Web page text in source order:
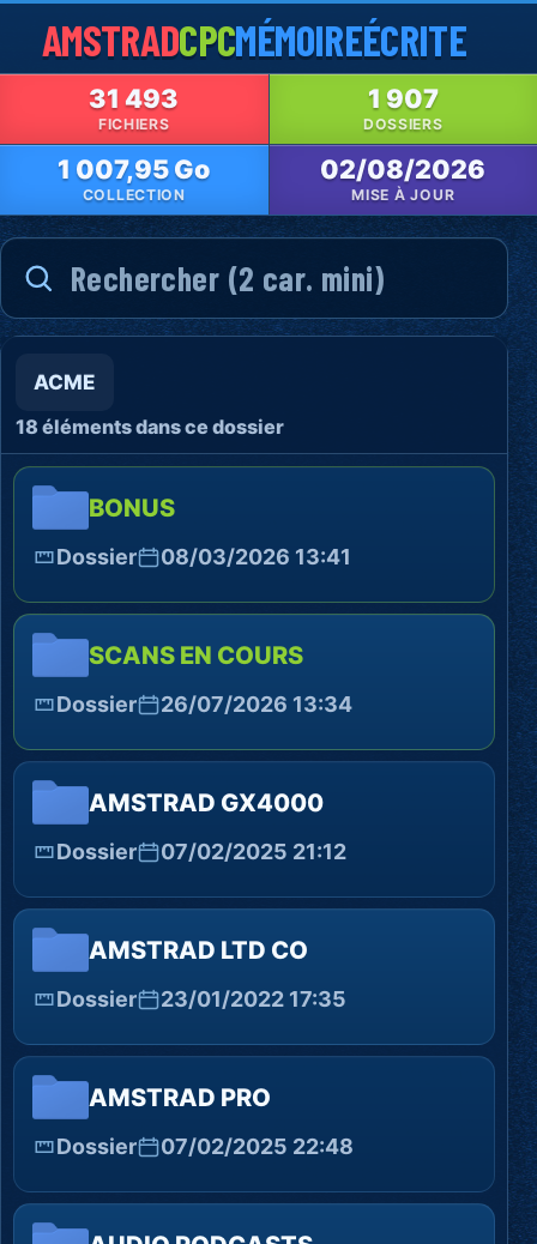
AMSTRADCPCMÉMOIREÉCRITE
31 493
FICHIERS
1 907
DOSSIERS
1 007,95 Go
COLLECTION
02/08/2026
MISE À JOUR
ACME
18 éléments dans ce dossier
BONUS
Dossier 08/03/2026 13:41
SCANS EN COURS
Dossier 26/07/2026 13:34
AMSTRAD GX4000
Dossier 07/02/2025 21:12
AMSTRAD LTD CO
Dossier 23/01/2022 17:35
AMSTRAD PRO
Dossier 07/02/2025 22:48